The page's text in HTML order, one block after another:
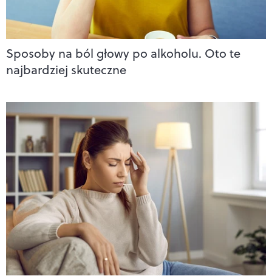
Sposoby na ból głowy po alkoholu. Oto te
najbardziej skuteczne